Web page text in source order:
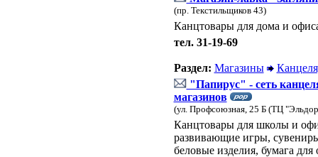
(пр. Текстильщиков 43)
Канцтовары для дома и
тел. 31-19-69
Раздел: Магазины
"Папирус" - сеть
магазинов
(ул. Профсоюзная, 25 Б (ТЦ
Канцтовары для школы и
развивающие игры,
беловые изделия, бумага для